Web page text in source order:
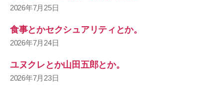
2026年7月25日
食事とかセクシュアリティとか。
2026年7月24日
ユヌクレとか山田五郎とか。
2026年7月23日